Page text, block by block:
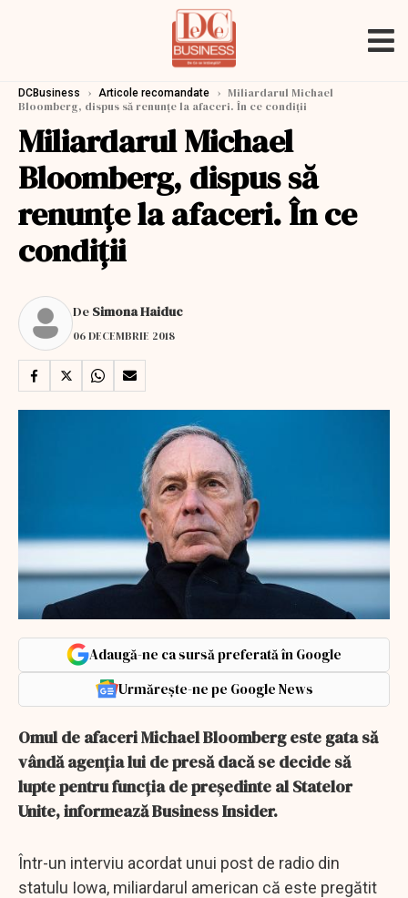
DCBusiness › Articole recomandate › Miliardarul Michael
Bloomberg, dispus să renunțe la afaceri. În ce condiții
Miliardarul Michael
Bloomberg, dispus să
renunțe la afaceri. În ce
condiții
De Simona Haiduc
06 DECEMBRIE 2018
Adaugă-ne ca sursă preferată în Google
Urmărește-ne pe Google News
Omul de afaceri Michael Bloomberg este gata să
vândă agenția lui de presă dacă se decide să
lupte pentru funcția de președinte al Statelor
Unite, informează Business Insider.
Într-un interviu acordat unui post de radio din
statulu Iowa, miliardarul american că este pregătit